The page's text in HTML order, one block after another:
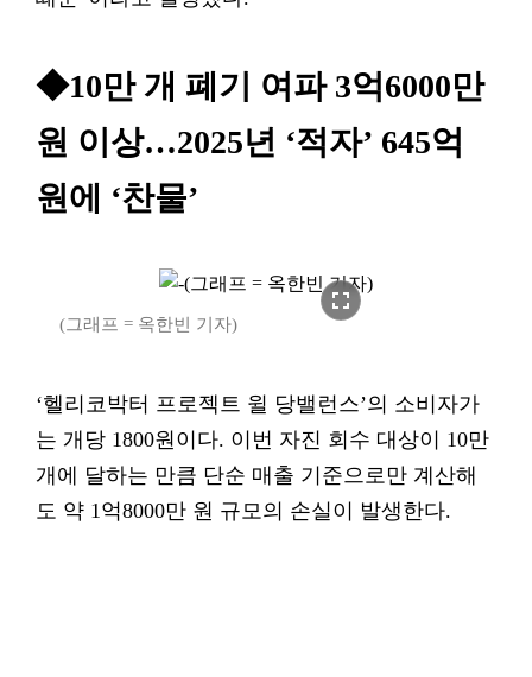
◆10만 개 폐기 여파 3억6000만
원 이상…2025년 ‘적자’ 645억
원에 ‘찬물’
fullscreen
(그래프 = 옥한빈 기자)
‘헬리코박터 프로젝트 윌 당밸런스’의 소비자가
는 개당 1800원이다. 이번 자진 회수 대상이 10만
개에 달하는 만큼 단순 매출 기준으로만 계산해
도 약 1억8000만 원 규모의 손실이 발생한다.